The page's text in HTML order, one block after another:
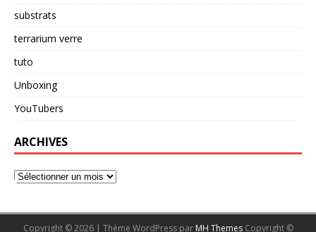
substrats
terrarium verre
tuto
Unboxing
YouTubers
ARCHIVES
Copyright © 2026 | Thème WordPress par MH ThemesCopyright ©